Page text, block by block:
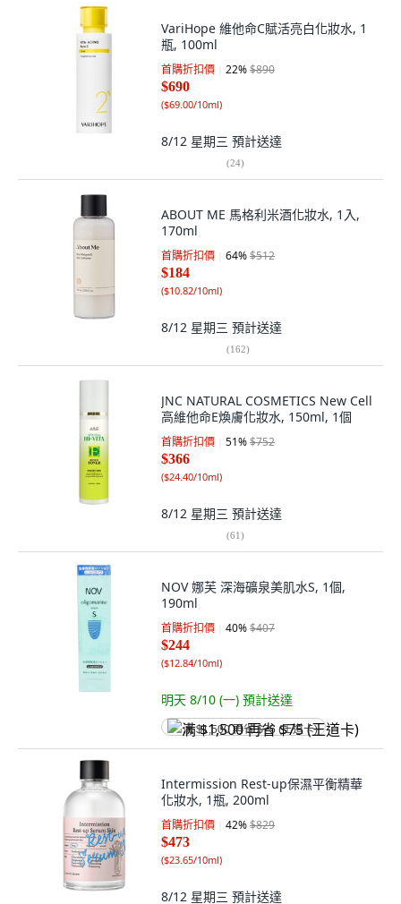
VariHope 維他命C賦活亮白化妝水, 1
瓶, 100ml
首購折扣價 22%$890
$690
($69.00/10ml)
8/12 星期三 預計送達
(24)
ABOUT ME 馬格利米酒化妝水, 1入,
170ml
首購折扣價 64%$512
$184
($10.82/10ml)
8/12 星期三 預計送達
(162)
JNC NATURAL COSMETICS New Cell
高維他命E煥膚化妝水, 150ml, 1個
首購折扣價 51%$752
$366
($24.40/10ml)
8/12 星期三 預計送達
(61)
NOV 娜芙 深海礦泉美肌水S, 1個,
190ml
首購折扣價 40%$407
$244
($12.84/10ml)
明天 8/10 (一) 預計送達
满 $1,500 再省 $75 (王道卡)
Intermission Rest-up保濕平衡精華
化妝水, 1瓶, 200ml
首購折扣價 42%$829
$473
($23.65/10ml)
8/12 星期三 預計送達